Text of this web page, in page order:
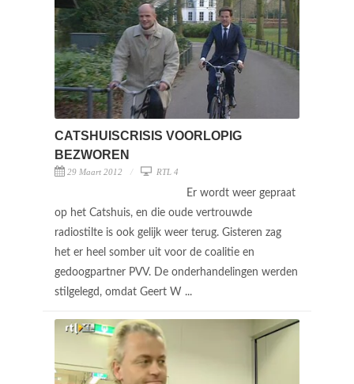
CATSHUISCRISIS VOORLOPIG
BEZWOREN
29 Maart 2012 RTL 4
Er wordt weer gepraat
op het Catshuis, en die oude vertrouwde
radiostilte is ook gelijk weer terug. Gisteren zag
het er heel somber uit voor de coalitie en
gedoogpartner PVV. De onderhandelingen werden
stilgelegd, omdat Geert W ...